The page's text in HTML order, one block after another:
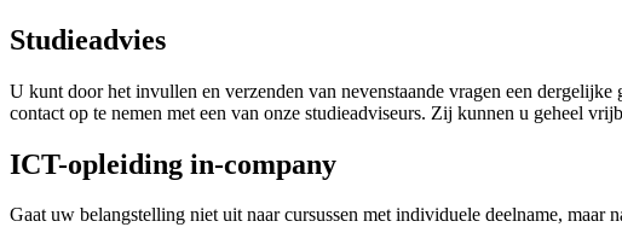
Studieadvies
U kunt door het invullen en verzenden van nevenstaande vragen een
contact op te nemen met een van onze studieadviseurs. Zij kunnen u geheel
ICT-opleiding in-company
Gaat uw belangstelling niet uit naar cursussen met individuele deelname, maar